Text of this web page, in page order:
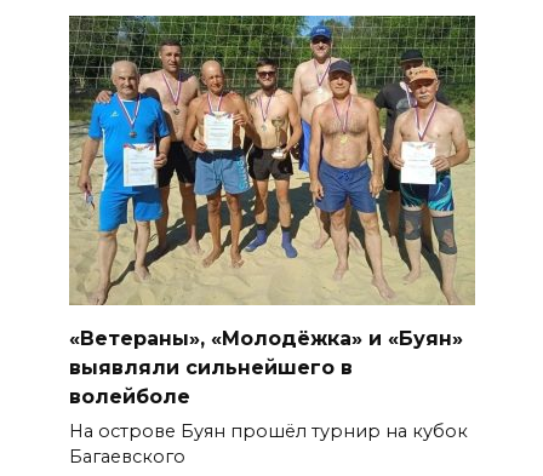
«Ветераны», «Молодёжка» и «Буян»
выявляли сильнейшего в
волейболе
На острове Буян прошёл турнир на кубок
Багаевского